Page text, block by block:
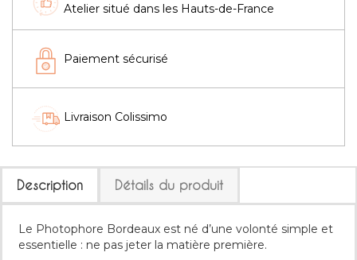
Atelier situé dans les Hauts-de-France
Paiement sécurisé
Livraison Colissimo
Description Détails du produit
Le Photophore Bordeaux est né d’une volonté simple et
essentielle : ne pas jeter la matière première.